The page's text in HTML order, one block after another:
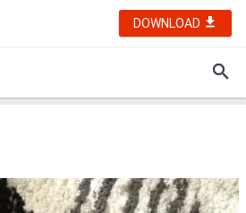
DOWNLOAD